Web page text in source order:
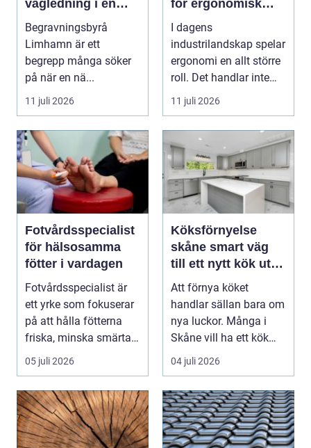
vägledning i en
svår tid
Begravningsbyrå
Limhamn är ett
begrepp många söker
på när en nä...
11 juli 2026
för ergonomisk
effektivitet
I dagens
industrilandskap spelar
ergonomi en allt större
roll. Det handlar inte
bara om att skapa en...
11 juli 2026
Fotvårdsspecialist
för hälsosamma
fötter i vardagen
Fotvårdsspecialist är
ett yrke som fokuserar
på att hålla fötterna
friska, minska smärta
och förebyg...
05 juli 2026
Köksförnyelse
skåne smart väg
till ett nytt kök utan
helrenovering
Att förnya köket
handlar sällan bara om
nya luckor. Många i
Skåne vill ha ett kök
som fungerar bättr...
04 juli 2026